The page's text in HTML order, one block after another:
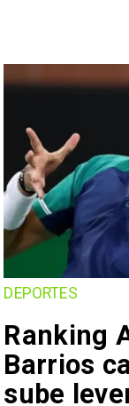
DEPORTES
Ranking
Barrios
sube